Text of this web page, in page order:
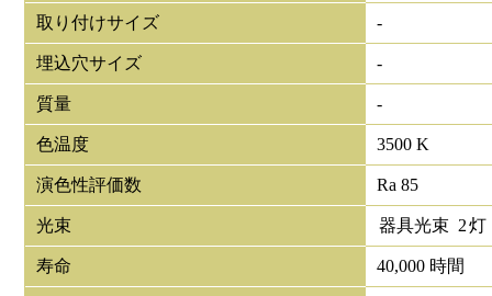
取り付けサイズ -
埋込穴サイズ -
質量 -
色温度 3500 K
演色性評価数 Ra 85
光束 器具光束 2灯
寿命 40,000 時間